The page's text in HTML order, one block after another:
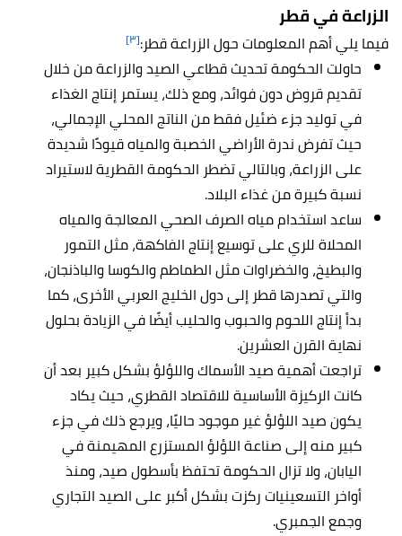
الزراعة في قطر
فيما يلي أهم المعلومات حول الزراعة قطر:[٣]
حاولت الحكومة تحديث قطاعي الصيد والزراعة من خلال
تقديم قروض دون فوائد، ومع ذلك، يستمر إنتاج الغذاء
في توليد جزء ضئيل فقط من الناتج المحلي الإجمالي،
حيث تفرض ندرة الأراضي الخصبة والمياه قيودًا شديدة
على الزراعة، وبالتالي تضطر الحكومة القطرية لاستيراد
نسبة كبيرة من غذاء البلاد.
ساعد استخدام مياه الصرف الصحي المعالجة والمياه
المحلاة للري على توسيع إنتاج الفاكهة، مثل التمور
والبطيخ، والخضراوات مثل الطماطم والكوسا والباذنجان،
والتي تصدرها قطر إلى دول الخليج العربي الأخرى، كما
بدأ إنتاج اللحوم والحبوب والحليب أيضًا في الزيادة بحلول
نهاية القرن العشرين.
تراجعت أهمية صيد الأسماك واللؤلؤ بشكل كبير بعد أن
كانت الركيزة الأساسية للاقتصاد القطري، حيث يكاد
يكون صيد اللؤلؤ غير موجود حاليًا، ويرجع ذلك في جزء
كبير منه إلى صناعة اللؤلؤ المستزرع المهيمنة في
اليابان، ولا تزال الحكومة تحتفظ بأسطول صيد، ومنذ
أواخر التسعينيات ركزت بشكل أكبر على الصيد التجاري
وجمع الجمبري.